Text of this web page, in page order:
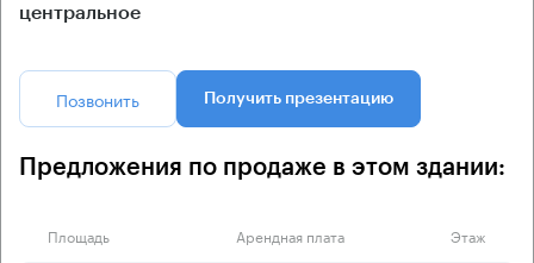
центральное
Позвонить Получить презентацию
Предложения по продаже в этом здании:
Площадь Арендная плата Этаж